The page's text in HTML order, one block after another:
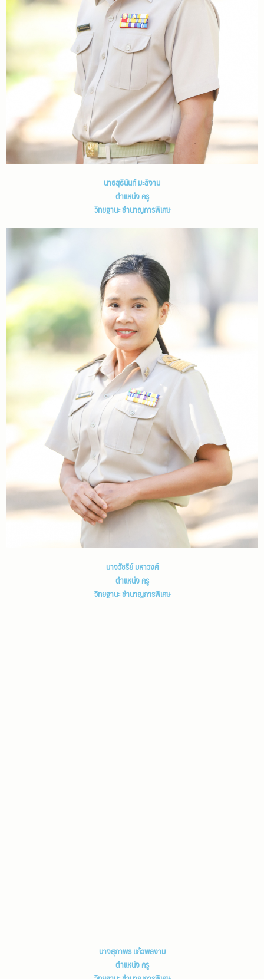
นายสุธินันท์ มะลิงาม
ตำแหน่ง ครู
วิทยฐานะ ชำนาญการพิเศษ
นางวัชรีย์ มหาวงศ์
ตำแหน่ง ครู
วิทยฐานะ ชำนาญการพิเศษ
นางสุภาพร แก้วพลงาม
ตำแหน่ง ครู